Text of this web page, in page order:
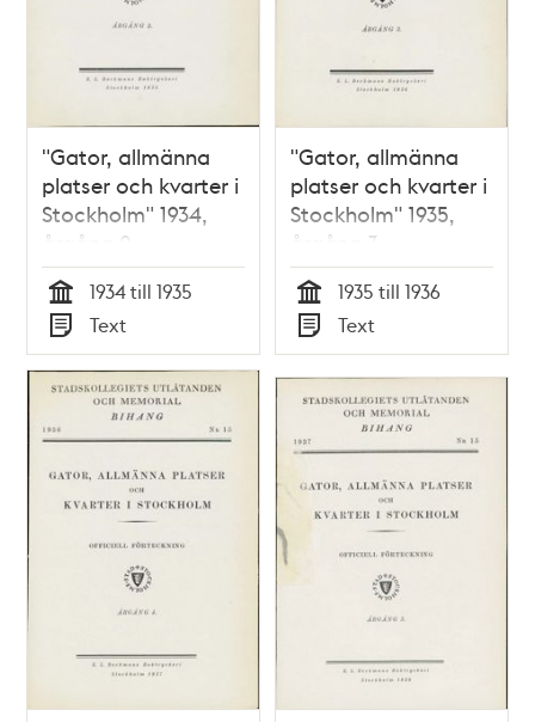
"Gator, allmänna
platser och kvarter i
Stockholm" 1934,
årgång 2
Tid
1934 till 1935
Typ
Text
"Gator, allmänna
platser och kvarter i
Stockholm" 1935,
årgång 3
Tid
1935 till 1936
Typ
Text